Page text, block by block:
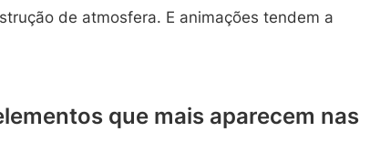
de atmosfera. E animações tendem a
que mais aparecem nas